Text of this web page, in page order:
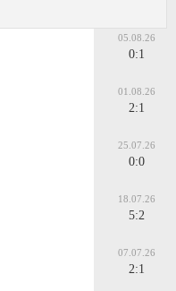
05.08.26
0:1
01.08.26
2:1
25.07.26
0:0
18.07.26
5:2
07.07.26
2:1